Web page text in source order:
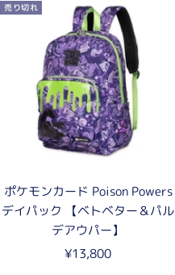
価
格
売り切れ
ポケモンカード Poison Powers
デイパック 【ベトベター＆パル
デアウパー】
セ
¥13,800